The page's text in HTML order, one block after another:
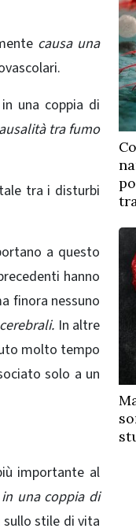
causa una
una coppia di
tra fumo
tra i disturbi
a questo
hanno
finora nessuno
In altre
molto tempo
solo a un
importante al
una coppia di
stile di vita